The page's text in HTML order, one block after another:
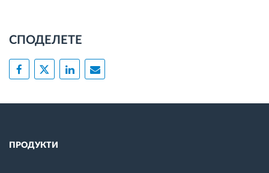
СПОДЕЛЕТЕ
ПРОДУКТИ